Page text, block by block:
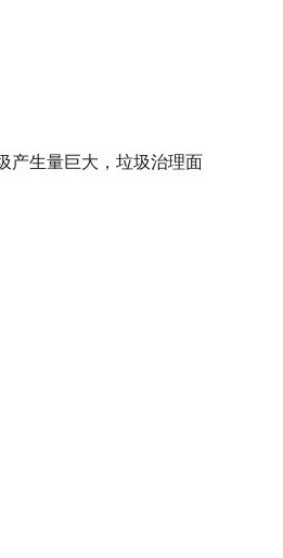
产生量巨大，垃圾治理面